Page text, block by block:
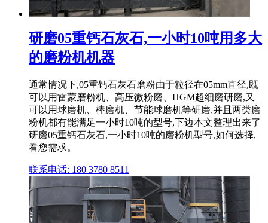
研磨05重钙石灰石,一小时10吨用多大
的磨粉机机器
通常情况下,05重钙石灰石磨粉由于粒径在05mm直径,既
可以用雷蒙磨粉机、高压微粉磨、HGM超细磨研磨,又
可以用球磨机、棒磨机、节能球磨机等研磨,并且两类磨
粉机都有能满足一小时10吨的型号,下边本文整理出来了
研磨05重钙石灰石,一小时10吨的磨粉机型号,如何选择,
看您需求。
联系电话: 180 3780 8511